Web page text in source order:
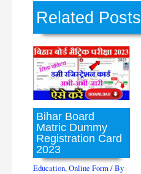
Related Posts
Bihar Board
Matric Dummy
Registration Card
2023
Education,Online Form/ By